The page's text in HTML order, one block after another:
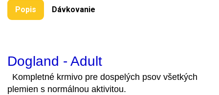
Popis Dávkovanie
Dogland - Adult
Kompletné krmivo pre dospelých psov všetkých
plemien s normálnou aktivitou.